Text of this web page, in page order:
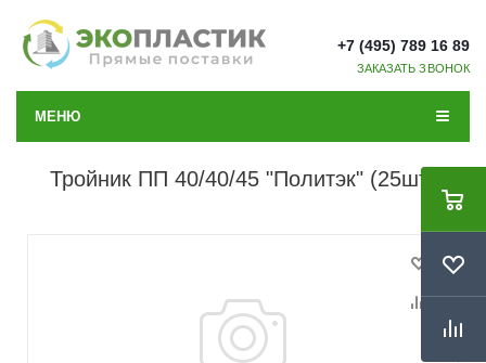
+7 (495) 789 16 89
ЗАКАЗАТЬ ЗВОНОК
МЕНЮ
Тройник ПП 40/40/45 "Политэк" (25шт)